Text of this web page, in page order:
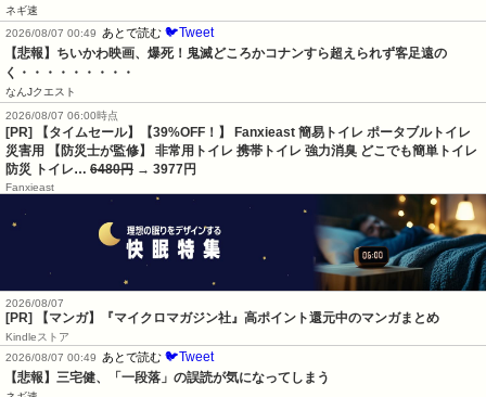
ネギ速
2026/08/07 00:49
あとで読む 🐦Tweet
【悲報】ちいかわ映画、爆死！鬼滅どころかコナンすら超えられず客足遠の
く・・・・・・・・・
なんJクエスト
2026/08/07 06:00時点
[PR] 【タイムセール】【39%OFF！】 Fanxieast 簡易トイレ ポータブルトイレ
災害用 【防災士が監修】 非常用トイレ 携帯トイレ 強力消臭 どこでも簡単トイレ
防災 トイレ… 6480円 → 3977円
Fanxieast
2026/08/07
[PR] 【マンガ】『マイクロマガジン社』高ポイント還元中のマンガまとめ
Kindleストア
2026/08/07 00:49
あとで読む 🐦Tweet
【悲報】三宅健、「一段落」の誤読が気になってしまう